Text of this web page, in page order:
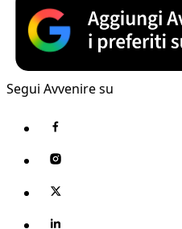
Segui Avvenire su